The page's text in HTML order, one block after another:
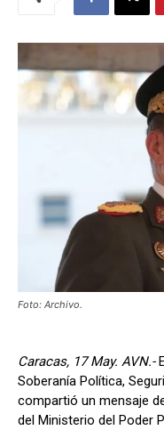
Foto: Archivo.
Caracas, 17 May. AVN.-
Soberanía Política,
compartió un mensaje
del Ministerio del Poder